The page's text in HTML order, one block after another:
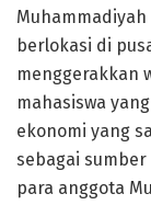
Muhammadiyah
berlokasi di
menggerakkan
mahasiswa
ekonomi yang
sebagai
para anggota